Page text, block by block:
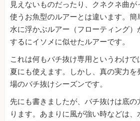
見えないものだったり、クネクネ曲
使うお魚型のルアーとは違います。簡
水に浮かぶルアー（フローティング
するにイソメに似せたルアーです。
これは何もバチ抜け専用というわけ
夏にも使えます。しかし、真の実力
場のバチ抜けシーズンです。
先にも書きましたが、バチ抜けは底
ります。あまりに風が強い時などは